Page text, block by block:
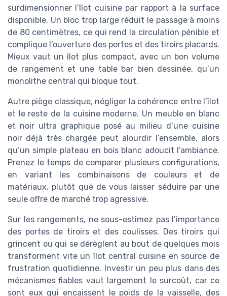
surdimensionner l’îlot cuisine par rapport à la surface
disponible. Un bloc trop large réduit le passage à moins
de 80 centimètres, ce qui rend la circulation pénible et
complique l’ouverture des portes et des tiroirs placards.
Mieux vaut un îlot plus compact, avec un bon volume
de rangement et une table bar bien dessinée, qu’un
monolithe central qui bloque tout.
Autre piège classique, négliger la cohérence entre l’îlot
et le reste de la cuisine moderne. Un meuble en blanc
et noir ultra graphique posé au milieu d’une cuisine
noir déjà très chargée peut alourdir l’ensemble, alors
qu’un simple plateau en bois blanc adoucit l’ambiance.
Prenez le temps de comparer plusieurs configurations,
en variant les combinaisons de couleurs et de
matériaux, plutôt que de vous laisser séduire par une
seule offre de marché trop agressive.
Sur les rangements, ne sous-estimez pas l’importance
des portes de tiroirs et des coulisses. Des tiroirs qui
grincent ou qui se dérèglent au bout de quelques mois
transforment vite un îlot central cuisine en source de
frustration quotidienne. Investir un peu plus dans des
mécanismes fiables vaut largement le surcoût, car ce
sont eux qui encaissent le poids de la vaisselle, des